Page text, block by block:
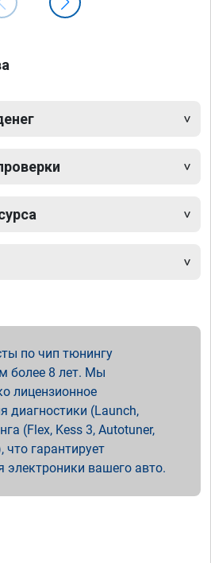
по чип тюнингу
более 8 лет. Мы
лицензионное
диагностики (Launch,
(Flex, Kess 3, Autotuner,
что гарантирует
электроники вашего авто.